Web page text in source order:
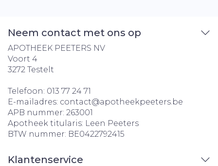
Neem contact met ons op
APOTHEEK PEETERS NV
Voort 4
3272 Testelt
Telefoon: 013 77 24 71
E-mailadres: contact@apotheekpeeters.be
APB nummer: 263001
Apotheek titularis: Leen Peeters
BTW nummer: BE0422792415
Klantenservice